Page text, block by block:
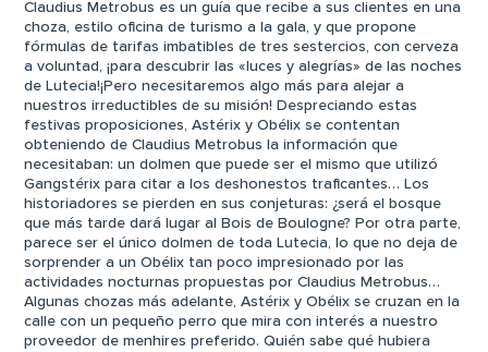
Claudius Metrobus es un guía que recibe a sus clientes en una
choza, estilo oficina de turismo a la gala, y que propone
fórmulas de tarifas imbatibles de tres sestercios, con cerveza
a voluntad, ¡para descubrir las «luces y alegrías» de las noches
de Lutecia!¡Pero necesitaremos algo más para alejar a
nuestros irreductibles de su misión! Despreciando estas
festivas proposiciones, Astérix y Obélix se contentan
obteniendo de Claudius Metrobus la información que
necesitaban: un dolmen que puede ser el mismo que utilizó
Gangstérix para citar a los deshonestos traficantes… Los
historiadores se pierden en sus conjeturas: ¿será el bosque
que más tarde dará lugar al Bois de Boulogne? Por otra parte,
parece ser el único dolmen de toda Lutecia, lo que no deja de
sorprender a un Obélix tan poco impresionado por las
actividades nocturnas propuestas por Claudius Metrobus…
Algunas chozas más adelante, Astérix y Obélix se cruzan en la
calle con un pequeño perro que mira con interés a nuestro
proveedor de menhires preferido. Quién sabe qué hubiera